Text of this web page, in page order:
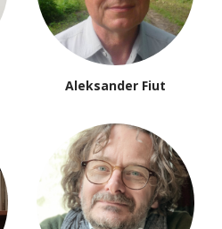
Aleksander Fiut